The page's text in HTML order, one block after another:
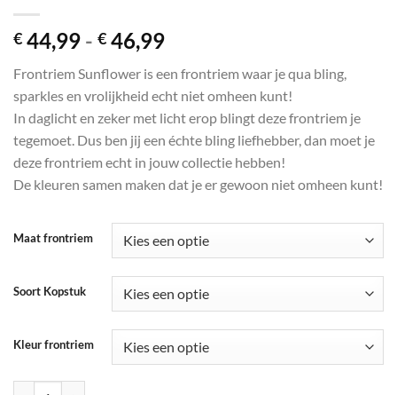
€ 44,99 - € 46,99Prijsklasse:
tot
€ 46,99
Frontriem Sunflower is een frontriem waar je qua bling,
sparkles en vrolijkheid echt niet omheen kunt!
In daglicht en zeker met licht erop blingt deze frontriem je
tegemoet. Dus ben jij een échte bling liefhebber, dan moet je
deze frontriem echt in jouw collectie hebben!
De kleuren samen maken dat je er gewoon niet omheen kunt!
Maat frontriem
Soort Kopstuk
Kleur frontriem